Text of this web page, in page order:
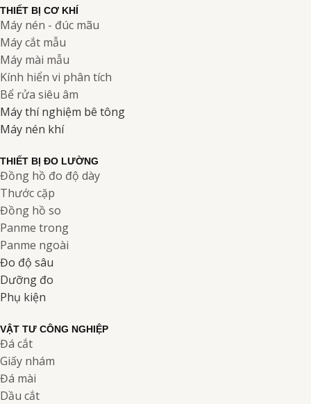
THIẾT BỊ CƠ KHÍ
Máy nén - đúc mãu
Máy cắt mẫu
Máy mài mẫu
Kính hiển vi phân tích
Bể rửa siêu âm
Máy thí nghiệm bê tông
Máy nén khí
THIẾT BỊ ĐO LƯỜNG
Đồng hồ đo độ dày
Thước cặp
Đồng hồ so
Panme trong
Panme ngoài
Đo độ sâu
Dưỡng đo
Phụ kiện
VẬT TƯ CÔNG NGHIỆP
Đá cắt
Giấy nhám
Đá mài
Dầu cắt